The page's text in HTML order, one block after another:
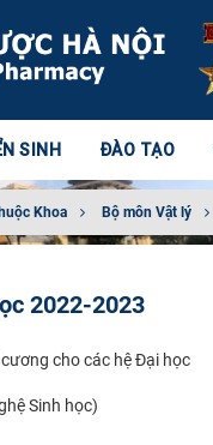
SINH ĐÀO TẠO
Khoa Bộ môn Vật lý
2022-2023
cho các hệ Đại học
Sinh học)